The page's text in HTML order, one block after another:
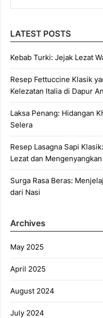
LATEST POSTS
Kebab Turki: Jejak Lezat
Resep Fettuccine Klasik
Kelezatan Italia di Dapur
Laksa Penang: Hidangan
Selera
Resep Lasagna Sapi
Lezat dan Mengenyangkan
Surga Rasa Beras:
dari Nasi
Archives
May 2025
April 2025
August 2024
July 2024